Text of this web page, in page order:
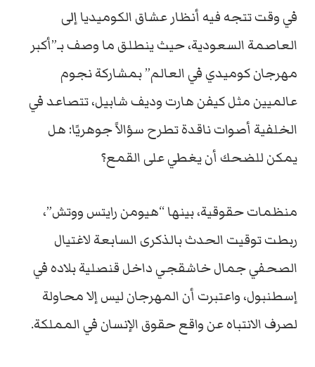
في وقت تتجه فيه أنظار عشاق الكوميديا إلى
العاصمة السعودية، حيث ينطلق ما وصف بـ”أكبر
مهرجان كوميدي في العالم” بمشاركة نجوم
عالميين مثل كيفن هارت وديف شابيل، تتصاعد في
الخلفية أصوات ناقدة تطرح سؤالاً جوهريًا: هل
يمكن للضحك أن يغطي على القمع؟
منظمات حقوقية، بينها “هيومن رايتس ووتش”،
ربطت توقيت الحدث بالذكرى السابعة لاغتيال
الصحفي جمال خاشقجي داخل قنصلية بلاده في
إسطنبول، واعتبرت أن المهرجان ليس إلا محاولة
لصرف الانتباه عن واقع حقوق الإنسان في المملكة.